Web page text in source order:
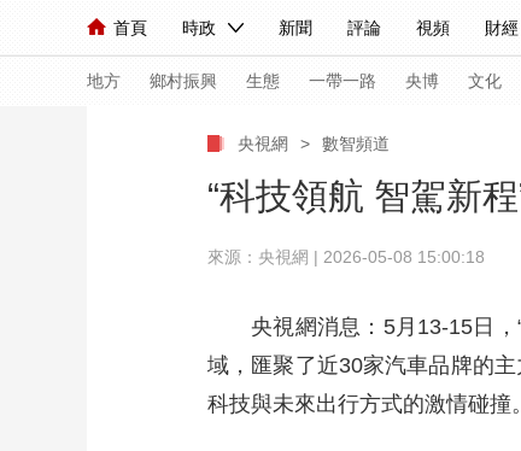
首頁 時政 新聞 評論 視頻 財經
人民領袖習近平 聯播+ 中國領導人 央視快評
直播 片庫 欄目大全 節目單 聽音 微視頻
海外頻道 iPanda English Монгол
地方 鄉村振興 生態 一帶一路 央博 文化
聯播+ 熱解讀 天天學習
小央視頻 小央直播 直播中國
前線 比劃 快看 藍海中國
央視網 > 數智頻道
“科技領航 智駕新
來源：央視網 | 2026-05-08 15:00:18
央視網消息：5月13-15日
域，匯聚了近30家汽車品牌的
科技與未來出行方式的激情碰撞。